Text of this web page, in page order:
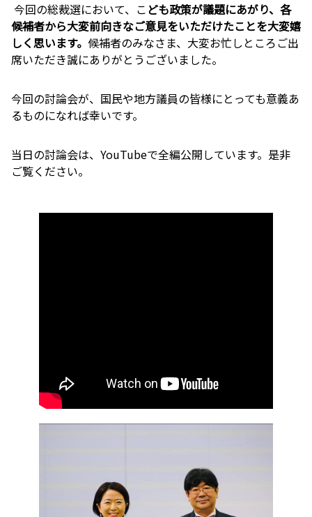
今回の総裁選において、こども政策が議題にあがり、各
候補者から大変前向きなご意見をいただけたことを大変嬉
しく思います。 候補者のみなさま、大変お忙しところご出
席いただき誠にありがとうございました。
今回の討論会が、国民や地方議員の皆様にとっても意義あ
るものになれば幸いです。
当日の討論会は、YouTubeで全編公開しています。是非
ご覧ください。